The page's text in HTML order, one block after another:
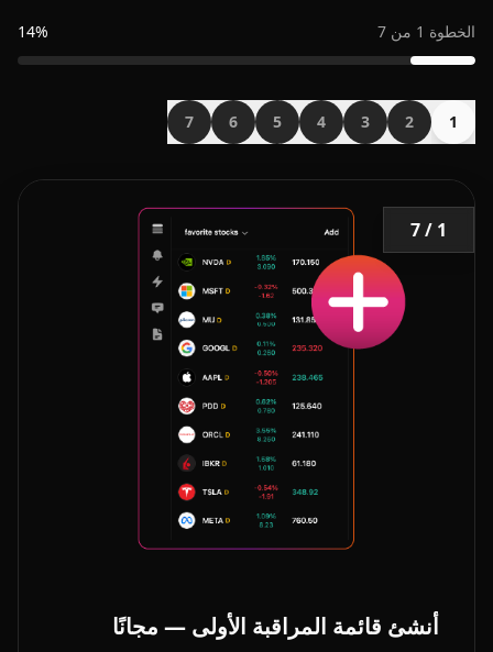
الخطوة 1 من 7 14%
1
2
3
4
5
6
7
1 / 7
أنشئ قائمة المراقبة الأولى — مجانًا